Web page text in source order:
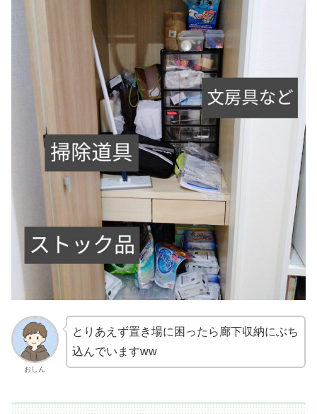
おしん
とりあえず置き場に困ったら廊下収納にぶち
込んでいますww